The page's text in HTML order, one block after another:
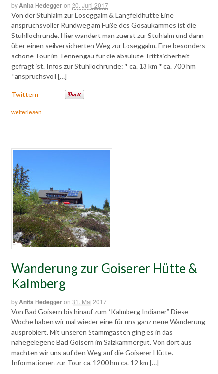
by Anita Hedeggeron 20. Juni 2017
Von der Stuhlalm zur Loseggalm & Langfeldhütte Eine
anspruchsvoller Rundweg am Fuße des Gosaukammes ist die
Stuhllochrunde. Hier wandert man zuerst zur Stuhlalm und dann
über einen seilversicherten Weg zur Loseggalm. Eine besonders
schöne Tour im Tennengau für die absulute Trittsicherheit
gefragt ist. Infos zur Stuhllochrunde: * ca. 13 km * ca. 700 hm
*anspruchsvoll […]
Twittern
weiterlesen ·
Wanderung zur Goiserer Hütte &
Kalmberg
byAnita Hedeggeron 31. Mai 2017
Von Bad Goisern bis hinauf zum “Kalmberg Indianer” Diese
Woche haben wir mal wieder eine für uns ganz neue Wanderung
ausprobiert. Mit unseren Stammgästen ging es in das
nahegelegene Bad Goisern im Salzkammergut. Von dort aus
machten wir uns auf den Weg auf die Goiserer Hütte.
Informationen zur Tour ca. 1200 hm ca. 12 km […]